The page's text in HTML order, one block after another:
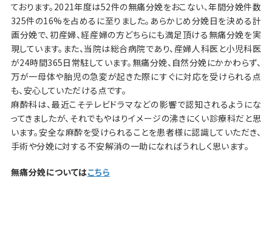
ております。2021年度は52件の無痛分娩をおこない、年間分娩件数
325件の16%を占めるに至りました。あらかじめ分娩日を決める計
画分娩で、初産婦、経産婦の方どちらにも満足頂ける無痛分娩を実
現しています。また、当院は総合病院であり、産婦人科医と小児科医
が24時間365日常駐しています。無痛分娩、自然分娩にかかわらず、
万が一母体や胎児の急変が起きた際にすぐに対応を受けられる点
も、安心していただける点です。
麻酔科は、最近こそテレビドラマなどの影響で認知されるようにな
ってきましたが、それでもやはりイメージの沸きにくい診療科だと思
います。安全な麻酔を受けられることを患者様に認識していただき、
手術や分娩に対する不安解消の一助になればうれしく思います。
無痛分娩についてはこちら